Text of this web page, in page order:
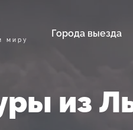
миру
Города выезда
из